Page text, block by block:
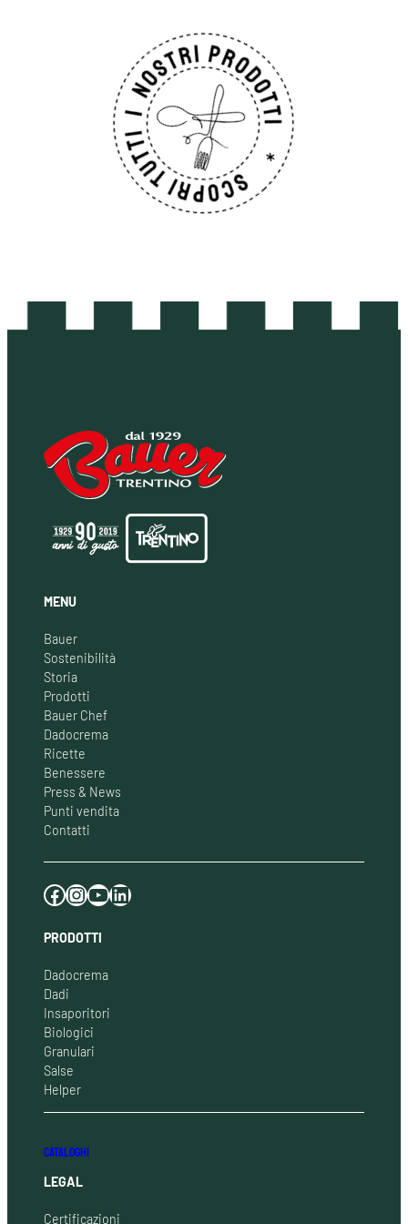
MENU
Bauer
Sostenibilità
Storia
Prodotti
Bauer Chef
Dadocrema
Ricette
Benessere
Press & News
Punti vendita
Contatti
Facebook Instagram YouTube LinkedIn
PRODOTTI
Dadocrema
Dadi
Insaporitori
Biologici
Granulari
Salse
Helper
CATALOGHI
LEGAL
Certificazioni